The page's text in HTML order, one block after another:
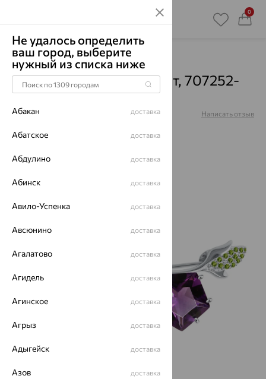
0
Главная Каталог Броши Аметист
Брошь, серебро, аметист, 707252-
901-1019
Артикул: Написать отзыв
Не удалось определить
ваш город, выберите
нужный из списка ниже
Абакан доставка
Абатское доставка
Абдулино доставка
Абинск доставка
Авило-Успенка доставка
Авсюнино доставка
Агалатово доставка
Агидель доставка
Агинское доставка
Агрыз доставка
Адыгейск доставка
Азов доставка